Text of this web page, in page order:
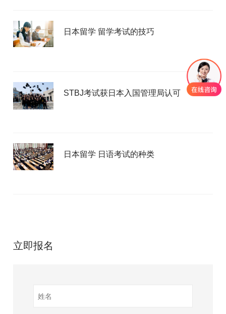
日本留学 留学考试的技巧
STBJ考试获日本入国管理局认可
日本留学 日语考试的种类
立即报名